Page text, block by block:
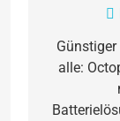
alle: